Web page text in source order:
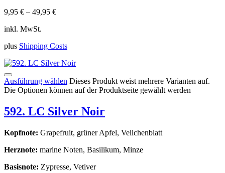
9,95 € – 49,95 €
inkl. MwSt.
plus Shipping Costs
Ausführung wählen Dieses Produkt weist mehrere Varianten auf.
Die Optionen können auf der Produktseite gewählt werden
592. LC Silver Noir
Kopfnote: Grapefruit, grüner Apfel, Veilchenblatt
Herznote: marine Noten, Basilikum, Minze
Basisnote: Zypresse, Vetiver